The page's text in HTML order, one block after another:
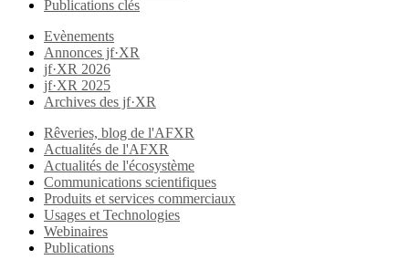
Publications clés
Evènements
Annonces jf·XR
jf·XR 2026
jf·XR 2025
Archives des jf·XR
Rêveries, blog de l'AFXR
Actualités de l'AFXR
Actualités de l'écosystème
Communications scientifiques
Produits et services commerciaux
Usages et Technologies
Webinaires
Publications